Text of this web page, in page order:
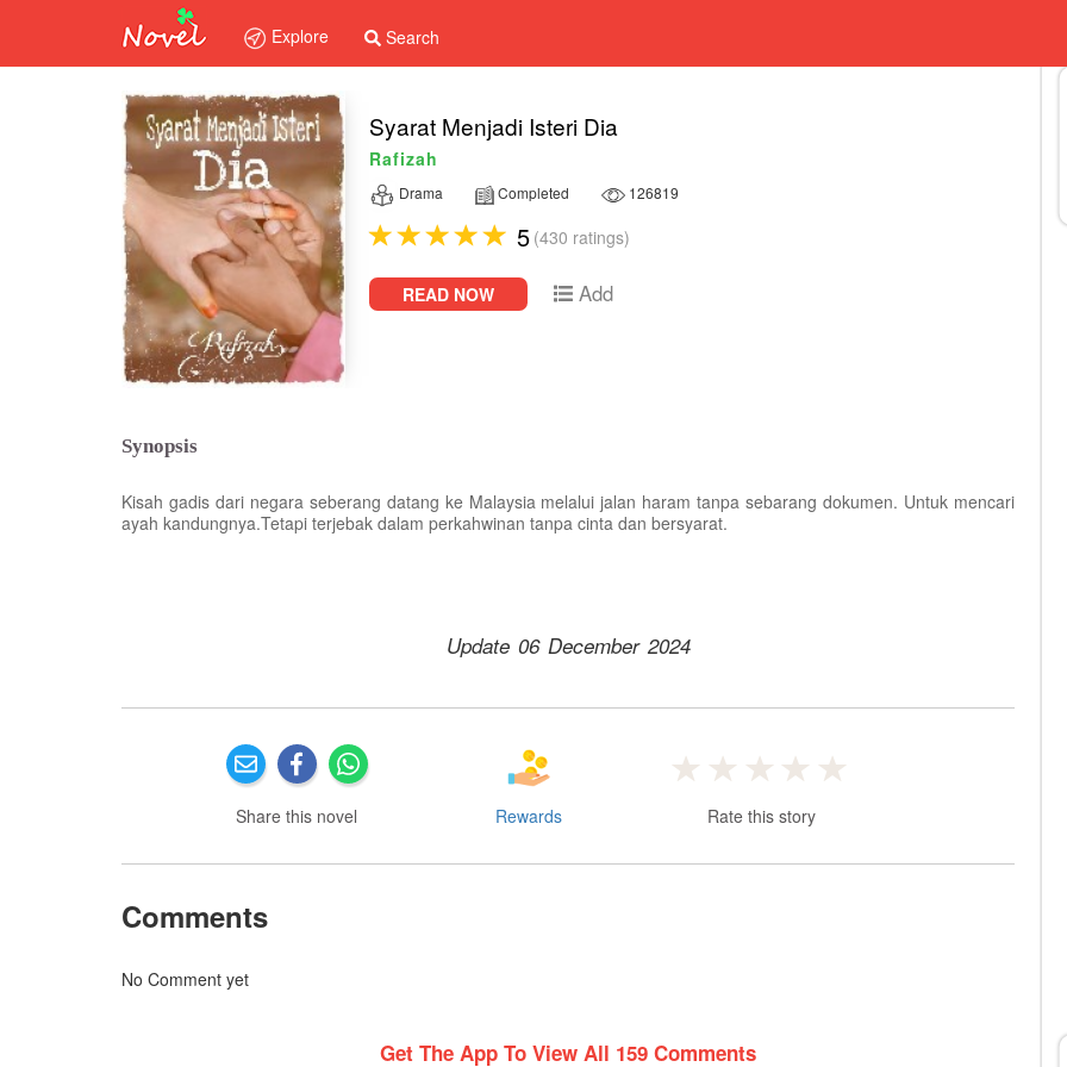
Explore Search
Syarat Menjadi Isteri Dia
Rafizah
Drama Completed 126819
5 (430 ratings)
READ NOW Add
Synopsis
Kisah gadis dari negara seberang datang ke Malaysia melalui jalan haram tanpa sebarang dokumen. Untuk mencari
ayah kandungnya.Tetapi terjebak dalam perkahwinan tanpa cinta dan bersyarat.
Update 06 December 2024
Share this novel Rewards Rate this story
Comments
No Comment yet
Get The App To View All 159 Comments